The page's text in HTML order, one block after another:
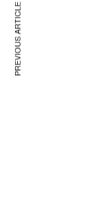
PREVIOUS ARTICLE